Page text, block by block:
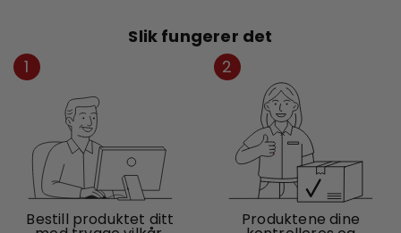
Slik fungerer det
1
Bestill produktet ditt
2
Produktene dine